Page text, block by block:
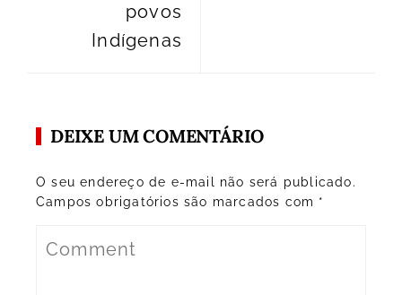
povos
Indígenas
DEIXE UM COMENTÁRIO
O seu endereço de e-mail não será publicado.
Campos obrigatórios são marcados com *